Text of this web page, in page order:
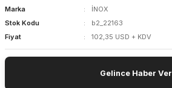
Marka
İNOX
Stok Kodu
b2_22163
Fiyat
102,35 USD + KDV
Gelince Haber Ver